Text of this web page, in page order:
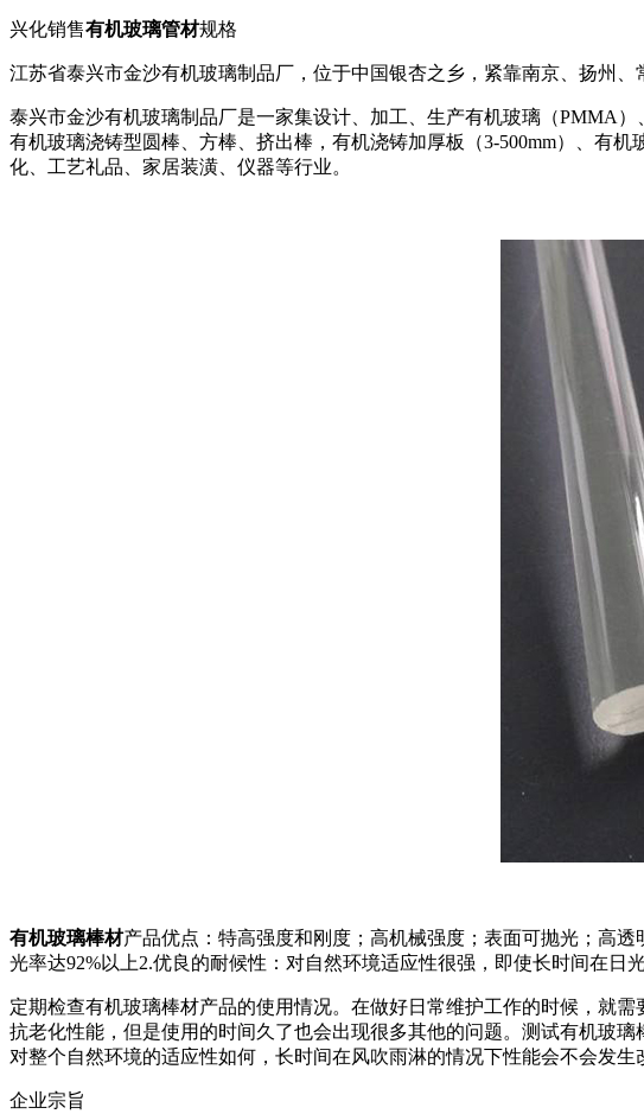
兴化销售有机玻璃管材规格
江苏省泰兴市金沙有机玻璃制品厂，位于中国银杏之乡，紧靠南京、扬州、
泰兴市金沙有机玻璃制品厂是一家集设计、加工、生产有机玻璃（PMMA
有机玻璃浇铸型圆棒、方棒、挤出棒，有机浇铸加厚板（3-500mm）、有
化、工艺礼品、家居装潢、仪器等行业。
有机玻璃棒材产品优点：特高强度和刚度；高机械强度；表面可抛光；高
光率达92%以上2.优良的耐候性：对自然环境适应性很强，即使长时间在日
定期检查有机玻璃棒材产品的使用情况。在做好日常维护工作的时候，就
抗老化性能，但是使用的时间久了也会出现很多其他的问题。测试有机玻
对整个自然环境的适应性如何，长时间在风吹雨淋的情况下性能会不会发
企业宗旨